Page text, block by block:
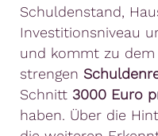
Schuldenstand,
Investitionsniveau
und kommt zu dem
strengen
Schnitt 3000 Euro
haben. Über die